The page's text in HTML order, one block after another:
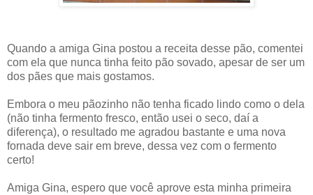
Quando a amiga Gina postou a receita desse pão, comentei
com ela que nunca tinha feito pão sovado, apesar de ser um
dos pães que mais gostamos.
Embora o meu pãozinho não tenha ficado lindo como o dela
(não tinha fermento fresco, então usei o seco, daí a
diferença), o resultado me agradou bastante e uma nova
fornada deve sair em breve, dessa vez com o fermento
certo!
Amiga Gina, espero que você aprove esta minha primeira